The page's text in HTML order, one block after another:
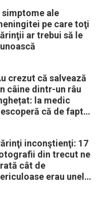
simptome ale
pe care toţi
ar trebui să le
crezut că salvează
câine dintr-un râu
la medic
că de fapt
inconştienţi: 17
din trecut ne
cât de
erau unele